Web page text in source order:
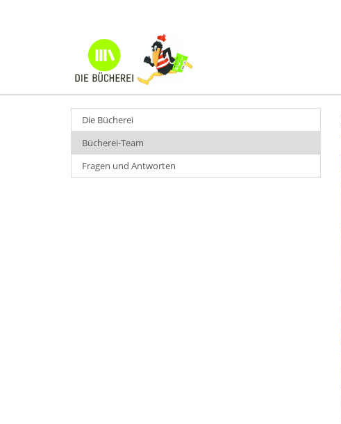
Die Bücherei
Bücherei-Team
Fragen und Antworten